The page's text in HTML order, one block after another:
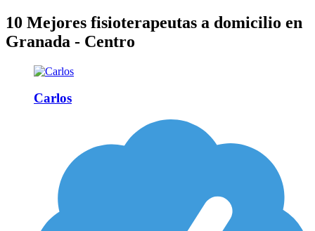
10 Mejores fisioterapeutas a domicilio en
Granada - Centro
Carlos